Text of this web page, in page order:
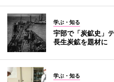
学ぶ・知る
宇部で「炭鉱史」
長生炭鉱を題材に
学ぶ・知る